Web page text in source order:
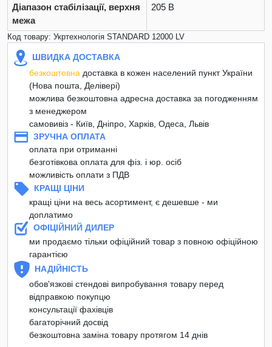
Діапазон стабілізації, верхня
межа
205 В
Код товару: Укртехнологія STANDARD 12000 LV
ШВИДКА ДОСТАВКА
безкоштовна доставка в кожен населений пункт України
(Нова пошта, Делівері)
можлива безкоштовна адресна доставка за погодженням
з менеджером
самовивіз - Київ, Дніпро, Харків, Одеса, Львів
ЗРУЧНА ОПЛАТА
оплата при отриманні
безготівкова оплата для фіз. і юр. осіб
можливість оплати з ПДВ
КРАЩІ ЦІНИ
кращі ціни на весь асортимент, є дешевше - ми
доплатимо
ОФІЦІЙНИЙ ДИЛЕР
ми продаємо тільки офіційний товар з повною офіційною
гарантією
НАДІЙНІСТЬ
обов'язкові стендові випробування товару перед
відправкою покупцю
консультації фахівців
багаторічний досвід
безкоштовна заміна товару протягом 14 днів